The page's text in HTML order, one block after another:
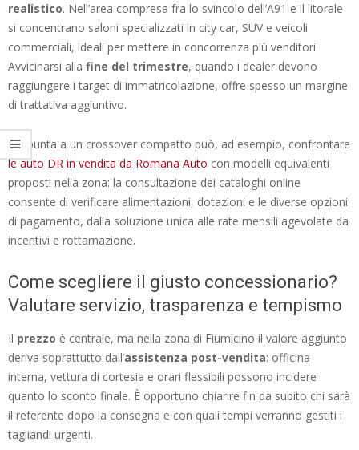
realistico. Nell’area compresa fra lo svincolo dell’A91 e il litorale
si concentrano saloni specializzati in city car, SUV e veicoli
commerciali, ideali per mettere in concorrenza più venditori.
Avvicinarsi alla fine del trimestre, quando i dealer devono
raggiungere i target di immatricolazione, offre spesso un margine
di trattativa aggiuntivo.
Chi punta a un crossover compatto può, ad esempio, confrontare
le auto DR in vendita da Romana Auto con modelli equivalenti
proposti nella zona: la consultazione dei cataloghi online
consente di verificare alimentazioni, dotazioni e le diverse opzioni
di pagamento, dalla soluzione unica alle rate mensili agevolate da
incentivi e rottamazione.
Come scegliere il giusto concessionario?
Valutare servizio, trasparenza e tempismo
Il prezzo è centrale, ma nella zona di Fiumicino il valore aggiunto
deriva soprattutto dall’assistenza post-vendita: officina
interna, vettura di cortesia e orari flessibili possono incidere
quanto lo sconto finale. È opportuno chiarire fin da subito chi sarà
il referente dopo la consegna e con quali tempi verranno gestiti i
tagliandi urgenti.